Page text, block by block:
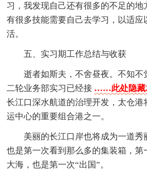
习，我发现自己还有很多的不足的地
有很多技能需要自己去学习，以适应
活。
五、实习期工作总结与收获
逝者如斯夫，不舍昼夜。不知
二轮业务部实习已经接 ……此处隐
长江口深水航道的治理开发，太仓港
运中心的重要组合港之一。
美丽的长江口岸也将成为一道秀
也是第一次看到那么多的集装箱，第
大海，也是第一次“出国”。